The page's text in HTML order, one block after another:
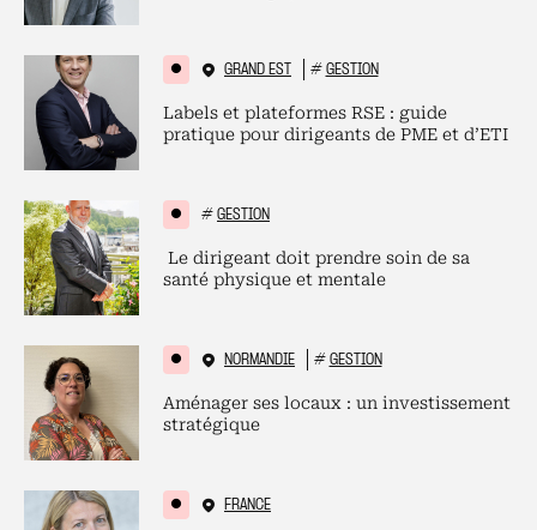
GRAND EST # GESTION
Labels et plateformes RSE : guide
pratique pour dirigeants de PME et d’ETI
# GESTION
Le dirigeant doit prendre soin de sa
santé physique et mentale
NORMANDIE # GESTION
Aménager ses locaux : un investissement
stratégique
FRANCE